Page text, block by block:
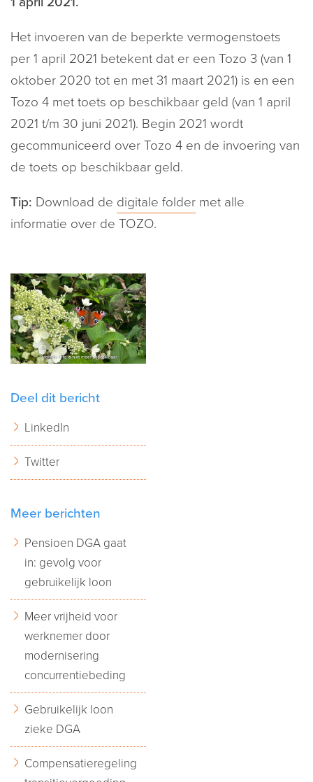
Het invoeren van de beperkte vermogenstoets
per 1 april 2021 betekent dat er een Tozo 3 (van 1
oktober 2020 tot en met 31 maart 2021) is en een
Tozo 4 met toets op beschikbaar geld (van 1 april
2021 t/m 30 juni 2021). Begin 2021 wordt
gecommuniceerd over Tozo 4 en de invoering van
de toets op beschikbaar geld.
Tip: Download de digitale folder met alle
informatie over de TOZO.
Deel dit bericht
LinkedIn
Twitter
Meer berichten
Pensioen DGA gaat
in: gevolg voor
gebruikelijk loon
Meer vrijheid voor
werknemer door
modernisering
concurrentiebeding
Gebruikelijk loon
zieke DGA
Compensatieregeling